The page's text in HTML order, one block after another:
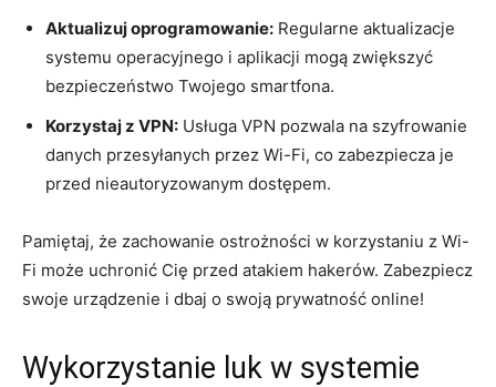
Aktualizuj oprogramowanie: Regularne aktualizacje
systemu operacyjnego i aplikacji mogą zwiększyć
bezpieczeństwo Twojego smartfona.
Korzystaj z VPN: Usługa VPN pozwala na szyfrowanie
danych przesyłanych przez Wi-Fi, co zabezpiecza je
przed nieautoryzowanym dostępem.
Pamiętaj, że zachowanie ostrożności w korzystaniu z Wi-
Fi może uchronić Cię przed atakiem hakerów. Zabezpiecz
swoje urządzenie i dbaj o swoją prywatność online!
Wykorzystanie luk w systemie